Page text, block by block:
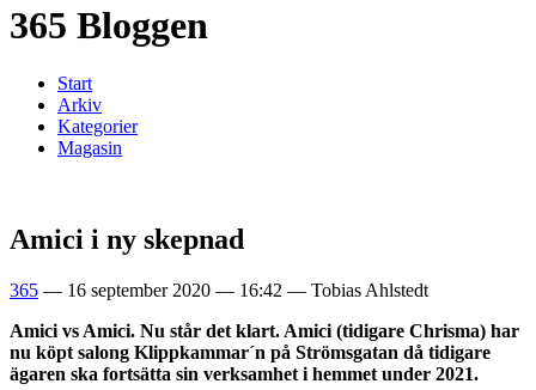
365 Bloggen
Start
Arkiv
Kategorier
Magasin
Amici i ny skepnad
365 — 16 september 2020 — 16:42 — Tobias Ahlstedt
Amici vs Amici. Nu står det klart. Amici (tidigare Chrisma) har
nu köpt salong Klippkammar´n på Strömsgatan då tidigare
ägaren ska fortsätta sin verksamhet i hemmet under 2021.